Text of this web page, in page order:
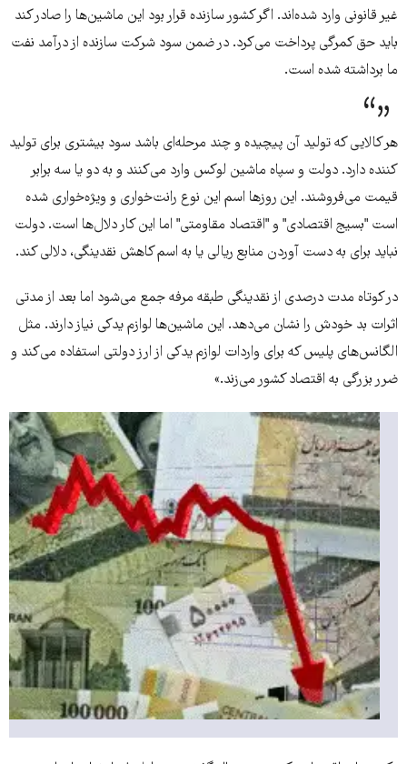
غیر قانونی وارد شده‌اند. اگر کشور سازنده قرار بود این ماشین‌ها را صادر کند
باید حق کمرگی پرداخت می‌کرد. در ضمن سود شرکت سازنده از درآمد نفت
ما برداشته شده است.
هر کالایی که تولید آن پیچیده و چند مرحله‌ای باشد سود بیشتری برای تولید
کننده دارد. دولت و سپاه ماشین لوکس وارد می‌کنند و به دو یا سه برابر
قیمت می‌فروشند. این روزها اسم این نوع رانت‌‌خواری و ویژه‌خواری شده
است "بسیج اقتصادی" و "اقتصاد مقاومتی" اما این کار دلال‌ها است. دولت
نباید برای به دست آوردن منابع ریالی یا به اسم کاهش نقدینگی، دلالی کند.
در کوتاه مدت درصدی از نقدینگی طبقه مرفه جمع می‌شود اما بعد از مدتی
اثرات بد خودش را نشان می‌دهد. این ماشین‌ها لوازم یدکی نیاز دارند. مثل
الگانس‌های پلیس که برای واردات لوازم یدکی از ارز دولتی استفاده می‌کند و
ضرر بزرگی به اقتصاد کشور می‌زند.»